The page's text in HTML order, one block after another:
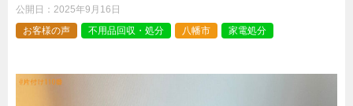
公開日： 2025年9月16日
お客様の声
不用品回収・処分 八幡市 家電処分